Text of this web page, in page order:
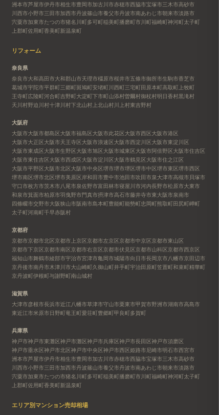
洲本市芦屋市伊丹市相生市豊岡市加古川市赤穂市西脇市宝塚市三木市高砂市
川西市小野市三田市加西市丹波篠山市養父市丹波市南あわじ市朝来市淡路市
宍粟市加東市たつの市猪名川町多可町稲美町播磨町市川町福崎町神河町太子町
上郡町佐用町香美町新温泉町
リフォーム
奈良県
奈良市大和高田市大和郡山市天理市橿原市桜井市五條市御所市生駒市香芝市
葛城市宇陀市平群町三郷町斑鳩町安堵町川西町三宅町田原本町高取町 上牧町
王寺町広陵町河合町吉野町大淀町下市町山添村曽爾村御杖村明日香村黒滝村
天川村野迫川村十津川村下北山村 上北山村川上村東吉野村
大阪府
大阪市大阪市都島区大阪市福島区大阪市此花区大阪市西区大阪市港区
大阪市大正区大阪市天王寺区大阪市浪速区大阪市西淀川区大阪市東淀川区
大阪市東成区大阪市生野区大阪市旭区大阪市城東区大阪市阿倍野区大阪市住吉区
大阪市東住吉区大阪市西成区大阪市淀川区大阪市鶴見区大阪市住之江区
大阪市平野区大阪市北区大阪市中央区堺市堺市堺区堺市中区堺市東区堺市西区
堺市南区堺市北区堺市美原区岸和田市豊中市池田市吹田市泉大津市高槻市 貝塚市
守口市枚方市茨木市八尾市泉佐野市富田林市寝屋川市河内長野市松原市大東市
和泉市箕面市柏原市羽曳野市門真市摂津市高石市藤井寺市東大阪市泉南市
四條畷市交野市大阪狭山市阪南市島本町豊能町能勢町忠岡町熊取町田尻町岬町
太子町河南町千早赤阪村
京都府
京都市京都市北区京都市上京区京都市左京区京都市中京区京都市東山区
京都市下京区京都市南区京都市右京区京都市伏見区京都市山科区京都市西京区
福知山市舞鶴市綾部市宇治市宮津市亀岡市城陽市向日市長岡京市八幡市京田辺市
京丹後市南丹市木津川市大山崎町久御山町井手町宇治田原町笠置町和束町精華町
京丹波町伊根町与謝野町南山城村
滋賀県
大津市彦根市長浜市近江八幡市草津市守山市栗東市甲賀市野洲市湖南市高島市
東近江市米原市日野町竜王町愛荘町豊郷町甲良町多賀町
兵庫県
神戸市神戸市東灘区神戸市灘区神戸市兵庫区神戸市長田区神戸市須磨区
神戸市垂水区神戸市北区神戸市中央区神戸市西区姫路市尼崎市明石市西宮市
洲本市芦屋市伊丹市相生市豊岡市加古川市赤穂市西脇市宝塚市三木市高砂市
川西市小野市三田市加西市丹波篠山市養父市丹波市南あわじ市朝来市淡路市
宍粟市加東市たつの市猪名川町多可町稲美町播磨町市川町福崎町神河町太子町
上郡町佐用町香美町新温泉町
エリア別マンション売却相場